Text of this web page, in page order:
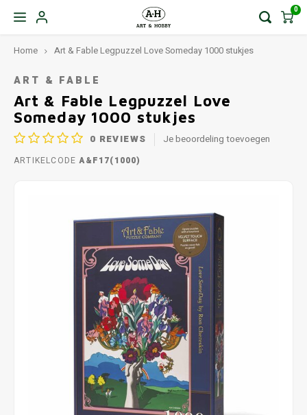
0
Home Art & Fable Legpuzzel Love Someday 1000 stukjes
ART & FABLE
Art & Fable Legpuzzel Love
Someday 1000 stukjes
0 REVIEWS Je beoordeling toevoegen
ARTIKELCODE A&F17(1000)